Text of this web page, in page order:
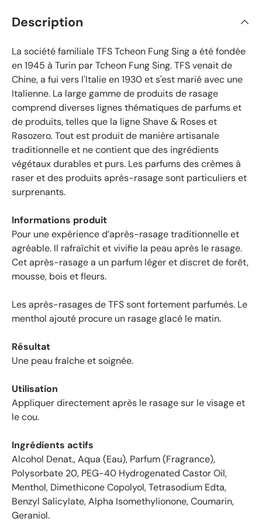
f
i
é
a
v
e
c
u
n
e
e
n
e
4
.
t
e
r
5
p
a
Description
La société familiale TFS Tcheon Fung Sing a été fondée
en 1945 à Turin par Tcheon Fung Sing. TFS venait de
Chine, a fui vers l'Italie en 1930 et s'est marié avec une
Italienne. La large gamme de produits de rasage
comprend diverses lignes thématiques de parfums et
de produits, telles que la ligne Shave & Roses et
Rasozero. Tout est produit de manière artisanale
traditionnelle et ne contient que des ingrédients
végétaux durables et purs. Les parfums des crèmes à
raser et des produits après-rasage sont particuliers et
surprenants.
Informations produit
Pour une expérience d’après-rasage traditionnelle et
agréable. Il rafraîchit et vivifie la peau après le rasage.
Cet après-rasage a un parfum léger et discret de forêt,
mousse, bois et fleurs.
Les après-rasages de TFS sont fortement parfumés. Le
menthol ajouté procure un rasage glacé le matin.
Résultat
Une peau fraîche et soignée.
Utilisation
Appliquer directement après le rasage sur le visage et
le cou.
Ingrédients actifs
Alcohol Denat., Aqua (Eau), Parfum (Fragrance),
Polysorbate 20, PEG-40 Hydrogenated Castor Oil,
Menthol, Dimethicone Copolyol, Tetrasodium Edta,
Benzyl Salicylate, Alpha Isomethylionone, Coumarin,
Geraniol.